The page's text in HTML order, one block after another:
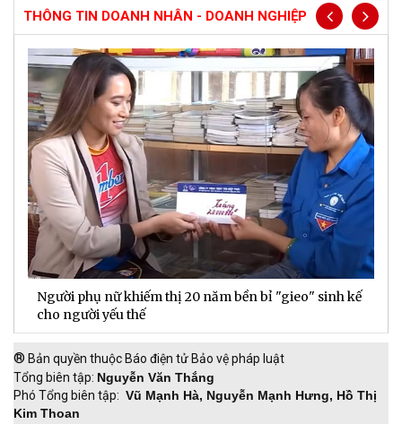
THÔNG TIN DOANH NHÂN - DOANH NGHIỆP
Người phụ nữ khiếm thị 20 năm bền bỉ "gieo" sinh kế
cho người yếu thế
® Bản quyền thuộc Báo điện tử Bảo vệ pháp luật
Tổng biên tập: Nguyễn Văn Thắng
Phó Tổng biên tập: Vũ Mạnh Hà, Nguyễn Mạnh Hưng, Hồ Thị
Kim Thoan